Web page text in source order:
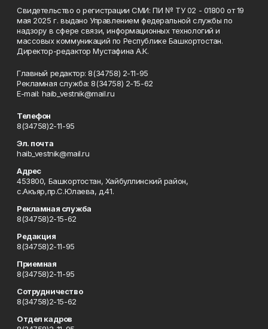
Свидетельство о регистрации СМИ: ПИ № ТУ 02 - 01800 от 19
мая 2025 г. выдано Управлением федеральной службы по
надзору в сфере связи, информационных технологий и
массовых коммуникаций по Республике Башкортостан.
Директор-редактор Мустафина А.К.
Главный редактор: 8(34758) 2-11-95
Рекламная служба: 8(34758) 2-15-62
Е-mаil: haib_vestnik@mail.ru
Телефон
8(34758)2-11-95
Эл. почта
haib_vestnik@mail.ru
Адрес
453800, Башкортостан, Хайбуллинский район,
с.Акъяр,пр.С.Юлаева, д.41.
Рекламная служба
8(34758)2-15-62
Редакция
8(34758)2-11-95
Приемная
8(34758)2-11-95
Сотрудничество
8(34758)2-15-62
Отдел кадров